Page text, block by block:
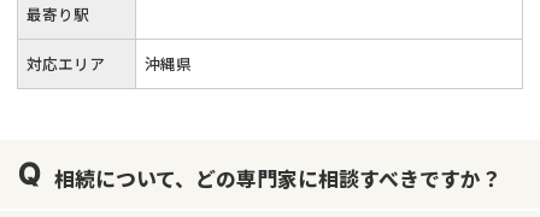
最寄り駅
対応エリア 沖縄県
相続について、どの専門家に相談すべきですか？